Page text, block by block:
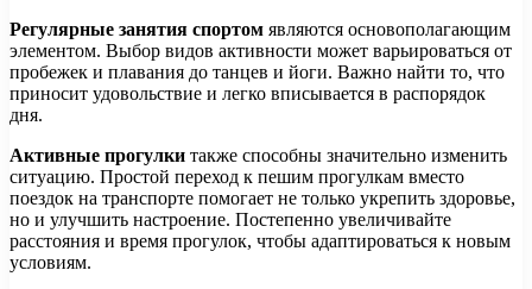
Регулярные занятия спортом являются основополагающим
элементом. Выбор видов активности может варьироваться от
пробежек и плавания до танцев и йоги. Важно найти то, что
приносит удовольствие и легко вписывается в распорядок
дня.
Активные прогулки также способны значительно изменить
ситуацию. Простой переход к пешим прогулкам вместо
поездок на транспорте помогает не только укрепить здоровье,
но и улучшить настроение. Постепенно увеличивайте
расстояния и время прогулок, чтобы адаптироваться к новым
условиям.